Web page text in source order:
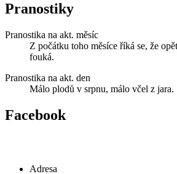
Pranostiky
Pranostika na akt. měsíc
Z počátku toho měsíce říká se, že
fouká.
Pranostika na akt. den
Málo plodů v srpnu, málo včel z jara.
Facebook
Adresa